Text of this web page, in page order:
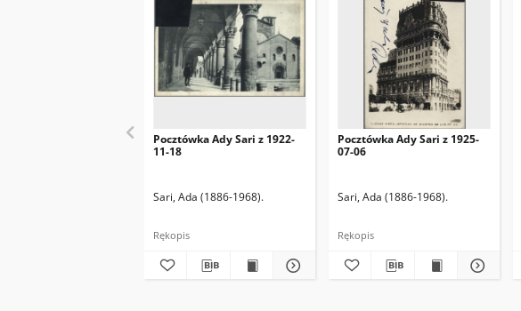
Pocztówka Ady Sari z 1922-
11-18
Sari, Ada (1886-1968).
Rękopis
Pocztówka Ady Sari z 1925-
07-06
Sari, Ada (1886-1968).
Rękopis